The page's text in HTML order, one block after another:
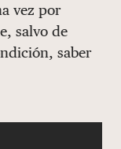
vez por
salvo de
saber